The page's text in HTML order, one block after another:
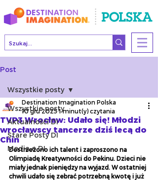
Post
Wszystkie posty
Aktualności DI
Stare Posty DI
Media o DI
Wszystkie posty
TVP3 Wrocław: Udało się! Młodzi
wrocławscy tancerze dziś lecą do
Chin
Destination Imagination Polska
10 gru 2025 1 minut(y) czytania
Dostrzeżono ich talent i zaproszono na
Olimpiadę Kreatywności do Pekinu. Dzieci nie
miały jednak pieniędzy na wyjazd. W ostatniej
chwili udało się zebrać potrzebną kwotę i już